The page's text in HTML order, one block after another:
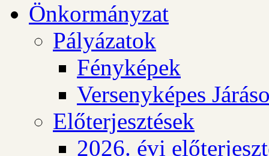
Önkormányzat
Pályázatok
Fényképek
Versenyképes
Előterjesztések
2026. évi